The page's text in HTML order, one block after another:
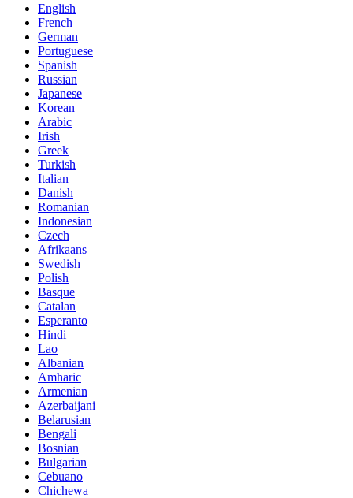
English
French
German
Portuguese
Spanish
Russian
Japanese
Korean
Arabic
Irish
Greek
Turkish
Italian
Danish
Romanian
Indonesian
Czech
Afrikaans
Swedish
Polish
Basque
Catalan
Esperanto
Hindi
Lao
Albanian
Amharic
Armenian
Azerbaijani
Belarusian
Bengali
Bosnian
Bulgarian
Cebuano
Chichewa